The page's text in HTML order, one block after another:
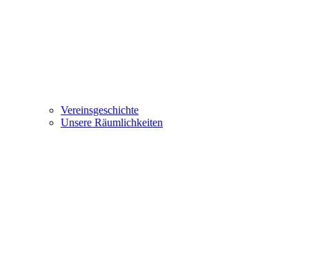
Vereinsgeschichte
Unsere Räumlichkeiten